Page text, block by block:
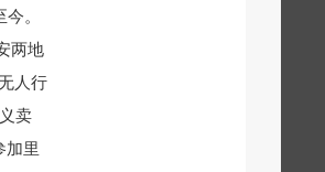
。
两地
人行
卖
加里